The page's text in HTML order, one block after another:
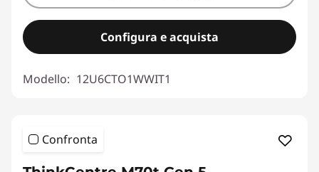
Configura e acquista
Modello: 12U6CTO1WWIT1
Confronta